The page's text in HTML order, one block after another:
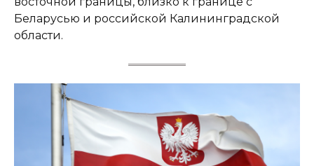
Беларусью и российской Калининградской
области.